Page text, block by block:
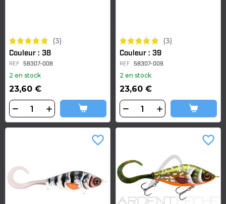
(3)
Couleur : 38
REF 58307-008
2 en stock
23,60 €
(3)
Couleur : 39
REF 58307-009
2 en stock
23,60 €
favorite_border favorite_border